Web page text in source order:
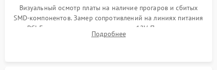
Визуальный осмотр платы на наличие прогаров и сбитых
SMD-компонентов. Замер сопротивлений на линиях питания
PCI-E и дополнительных разъемах 12V. Проверка на
короткое замыкание основных дросселей питания GPU и
Подробнее